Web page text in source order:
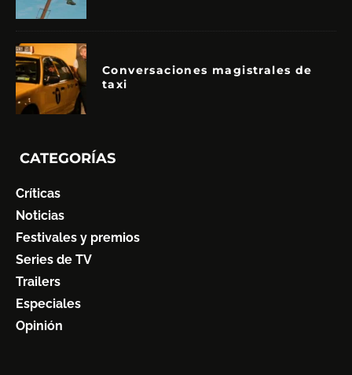
Conversaciones magistrales de
taxi
CATEGORÍAS
Críticas
Noticias
Festivales y premios
Series de TV
Trailers
Especiales
Opinión